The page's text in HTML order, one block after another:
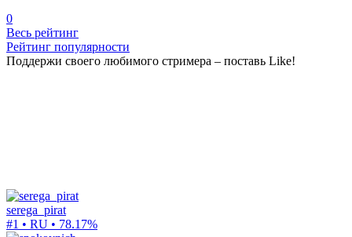
0
Весь рейтинг
Рейтинг популярности
Поддержи своего любимого стримера – поставь Like!
serega_pirat
#1 • RU • 78.17%